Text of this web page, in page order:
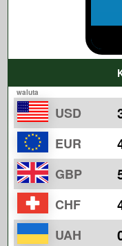
waluta
USD
EUR
GBP
CHF
UAH